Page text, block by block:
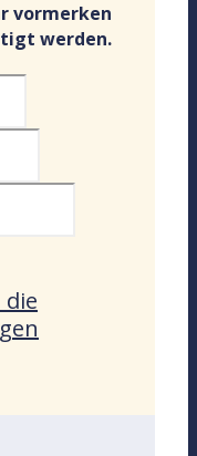
vormerken
werden.